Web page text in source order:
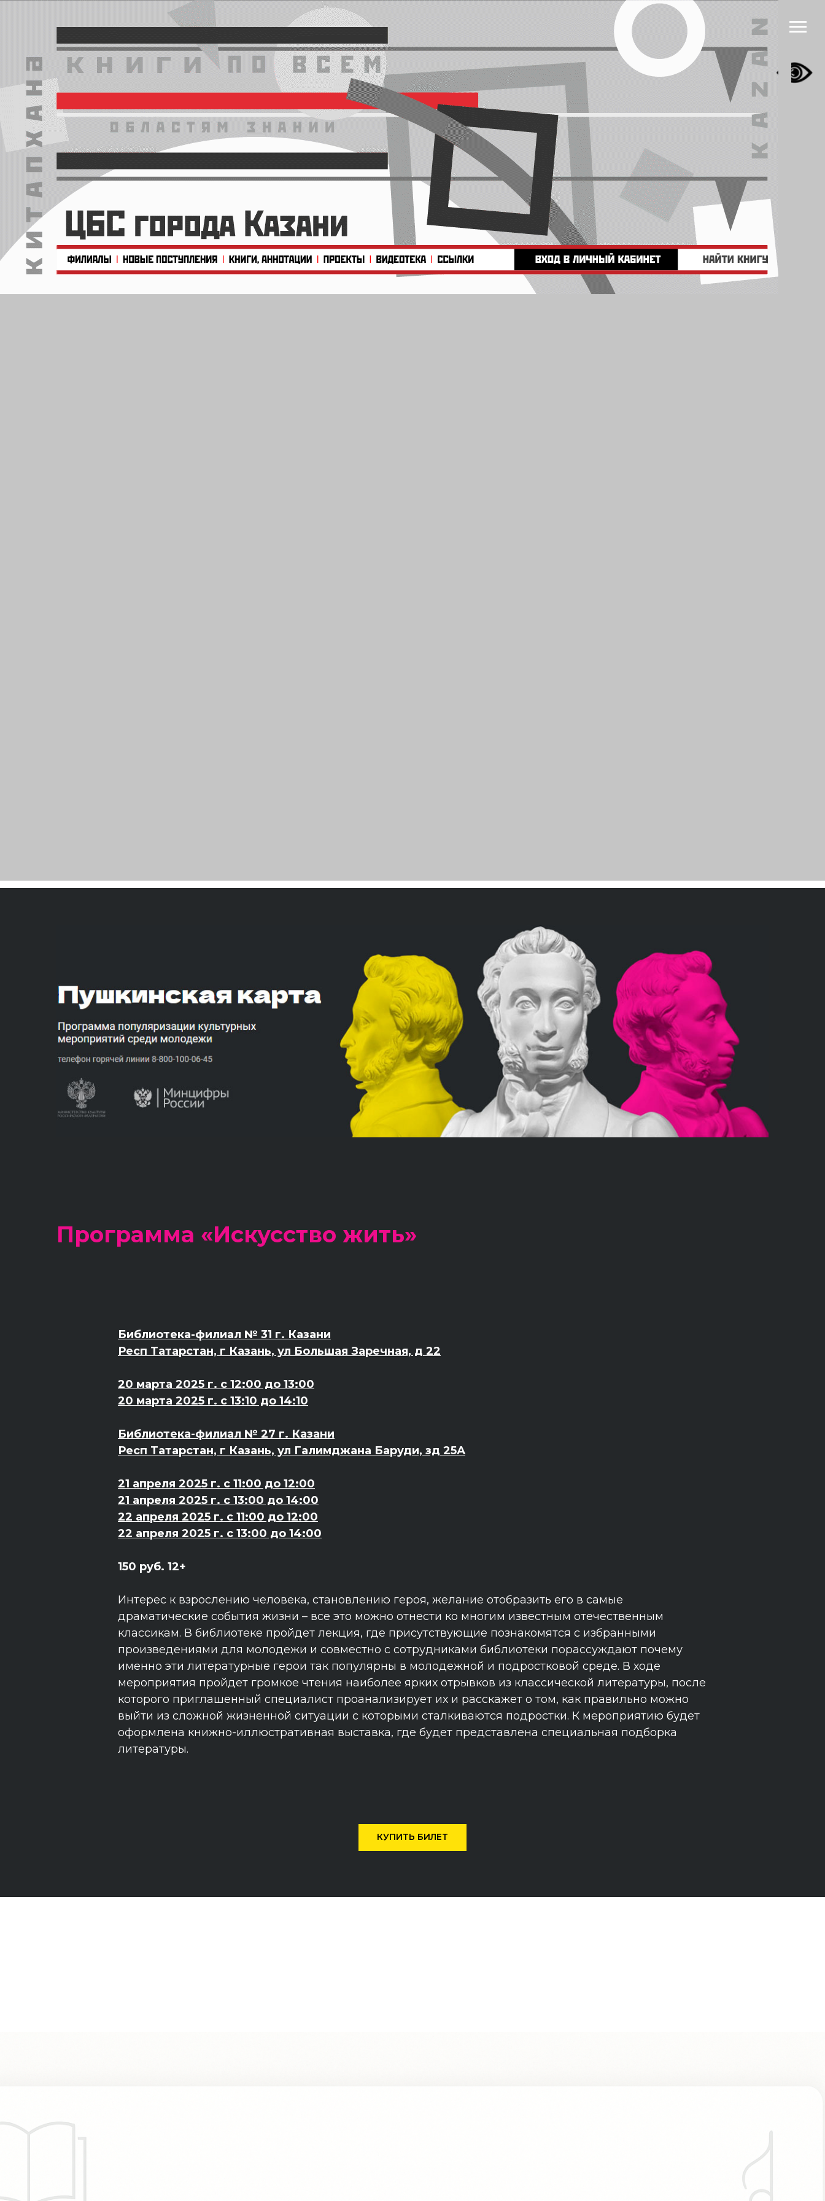
Программа «Искусство жить»
Библиотека-филиал № 31 г. Казани
Респ Татарстан, г Казань, ул Большая Заречная, д 22
20 марта 2025 г. с 12:00 до 13:00
20 марта 2025 г. с 13:10 до 14:10
Библиотека-филиал № 27 г. Казани
Респ Татарстан, г Казань, ул Галимджана Баруди, зд 25А
21 апреля 2025 г. с 11:00 до 12:00
21 апреля 2025 г. с 13:00 до 14:00
22 апреля 2025 г. с 11:00 до 12:00
22 апреля 2025 г. с 13:00 до 14:00
150 руб. 12+
Интерес к взрослению человека, становлению героя, желание отобразить его в самые
драматические события жизни – все это можно отнести ко многим известным отечественным
классикам. В библиотеке пройдет лекция, где присутствующие познакомятся с избранными
произведениями для молодежи и совместно с сотрудниками библиотеки порассуждают почему
именно эти литературные герои так популярны в молодежной и подростковой среде. В ходе
мероприятия пройдет громкое чтения наиболее ярких отрывков из классической литературы, после
которого приглашенный специалист проанализирует их и расскажет о том, как правильно можно
выйти из сложной жизненной ситуации с которыми сталкиваются подростки. К мероприятию будет
оформлена книжно-иллюстративная выставка, где будет представлена специальная подборка
литературы.
КУПИТЬ БИЛЕТ